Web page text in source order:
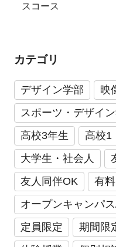
スコース
カテゴリ
デザイン学部
映
スポーツ・デザイ
高校3年生
高校1
大学生・社会人
友人同伴OK
有料
オープンキャンパ
定員限定
期間限